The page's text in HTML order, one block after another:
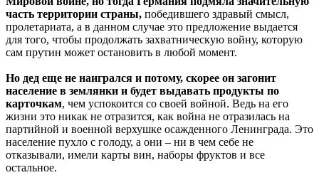
часть территории страны, победившего здравый смысл,
пролетариата, а в данном случае это предложение выдается
для того, чтобы продолжать захватническую войну, которую
сам прутин может остановить в любой момент.
Но дед еще не наигрался и потому, скорее он загонит
население в землянки и будет выдавать продукты по
карточкам, чем успокоится со своей войной. Ведь на его
жизни это никак не отразится, как война не отразилась на
партийной и военной верхушке осажденного Ленинграда. Это
население пухло с голоду, а они – ни в чем себе не
отказывали, имели карты вин, наборы фруктов и все
остальное.